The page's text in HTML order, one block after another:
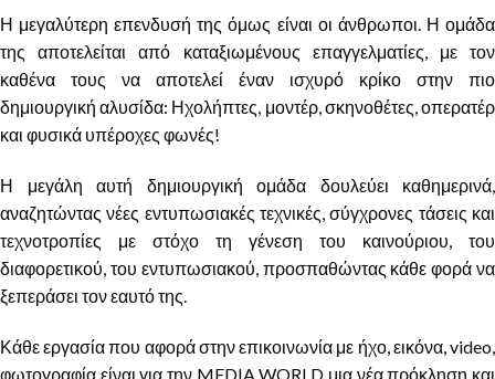
Η μεγαλύτερη επενδυσή της όμως είναι οι άνθρωποι. Η ομάδα
της αποτελείται από καταξιωμένους επαγγελματίες, με τον
καθένα τους να αποτελεί έναν ισχυρό κρίκο στην πιο
δημιουργική αλυσίδα: Ηχολήπτες, μοντέρ, σκηνοθέτες, οπερατέρ
και φυσικά υπέροχες φωνές!
Η μεγάλη αυτή δημιουργική ομάδα δουλεύει καθημερινά,
αναζητώντας νέες εντυπωσιακές τεχνικές, σύγχρονες τάσεις και
τεχνοτροπίες με στόχο τη γένεση του καινούριου, του
διαφορετικού, του εντυπωσιακού, προσπαθώντας κάθε φορά να
ξεπεράσει τον εαυτό της.
Κάθε εργασία που αφορά στην επικοινωνία με ήχο, εικόνα, video,
φωτογραφία είναι για την MEDIA WORLD μια νέα πρόκληση και